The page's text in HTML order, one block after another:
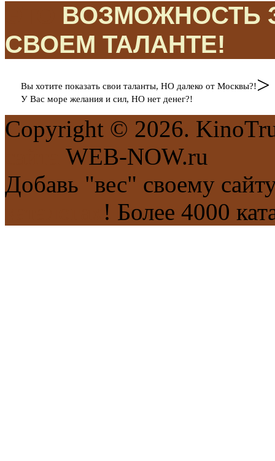
ВОЗМОЖНОСТЬ
СВОЕМ ТАЛАНТЕ!
Вы хотите показать свои таланты, НО далеко от Москвы?!
У Вас море желания и сил, НО нет денег?!
>
Copyright © 2026.
WEB-NOW.ru
Добавь "вес" своему
! Более 4000